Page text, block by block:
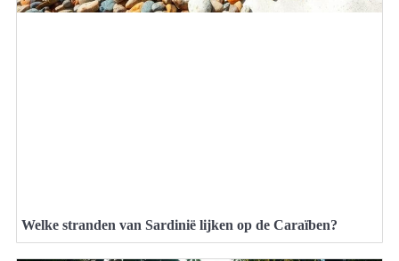
Welke stranden van Sardinië lijken op de Caraïben?